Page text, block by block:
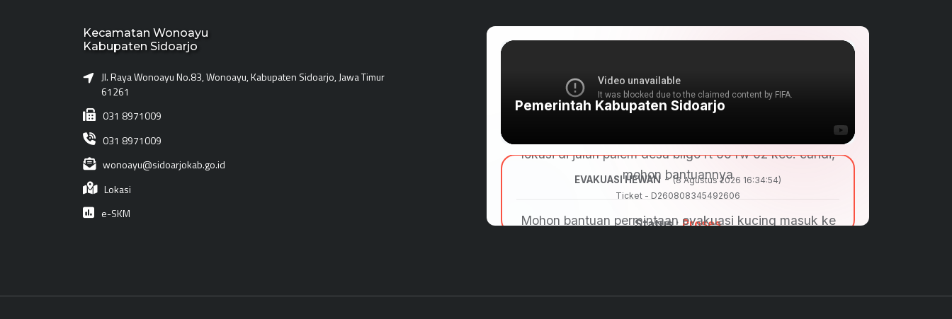
Kecamatan Wonoayu
Kabupaten Sidoarjo
Jl. Raya Wonoayu No.83, Wonoayu, Kabupaten Sidoarjo, Jawa Timur
61261
031 8971009
031 8971009
wonoayu@sidoarjokab.go.id
Lokasi
e-SKM